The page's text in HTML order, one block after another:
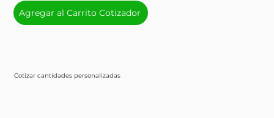
Cotizar cantidades personalizadas
Agregar al Carrito Cotizador